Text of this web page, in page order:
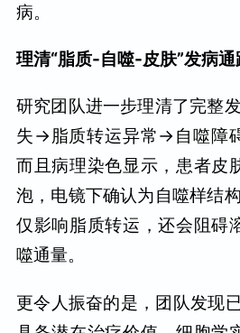
病。
理清“脂质-自噬-皮肤”发病
研究团队进一步理清了完整
失→脂质转运异常→自噬障
而且病理染色显示，患者皮
泡，电镜下确认为自噬样结
仅影响脂质转运，还会阻碍
噬通量。
更令人振奋的是，团队发现